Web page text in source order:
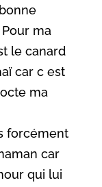
ma
le canard
car c est
ma
forcément
car
qui lui